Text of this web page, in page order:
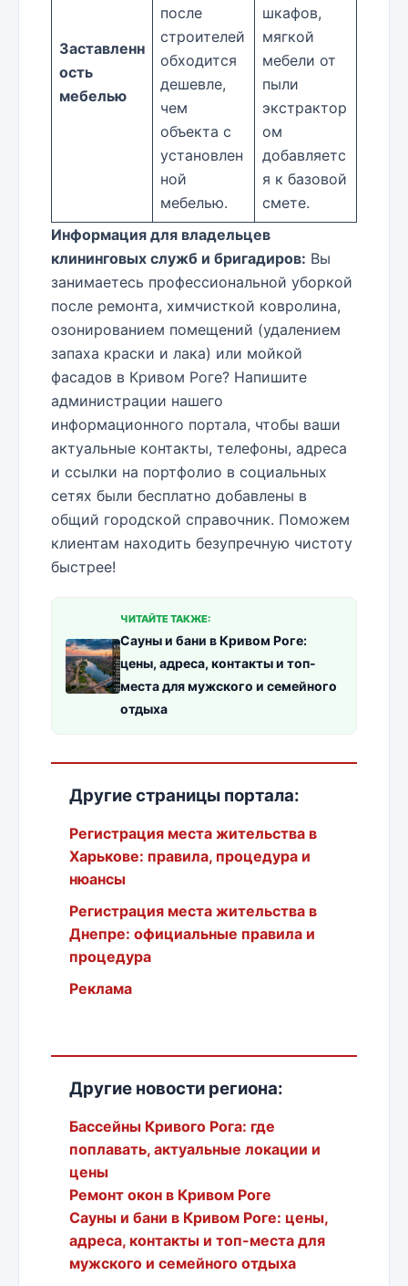
Заставленн
ость
мебелью
после
строителей
обходится
дешевле,
чем
объекта с
установлен
ной
мебелью.
шкафов,
мягкой
мебели от
пыли
экстрактор
ом
добавляетс
я к базовой
смете.
Информация для владельцев
клининговых служб и бригадиров: Вы
занимаетесь профессиональной уборкой
после ремонта, химчисткой ковролина,
озонированием помещений (удалением
запаха краски и лака) или мойкой
фасадов в Кривом Роге? Напишите
администрации нашего
информационного портала, чтобы ваши
актуальные контакты, телефоны, адреса
и ссылки на портфолио в социальных
сетях были бесплатно добавлены в
общий городской справочник. Поможем
клиентам находить безупречную чистоту
быстрее!
ЧИТАЙТЕ ТАКЖЕ:
Сауны и бани в Кривом Роге:
цены, адреса, контакты и топ-
места для мужского и семейного
отдыха
Другие страницы портала:
Регистрация места жительства в
Харькове: правила, процедура и
нюансы
Регистрация места жительства в
Днепре: официальные правила и
процедура
Реклама
Другие новости региона:
Бассейны Кривого Рога: где
поплавать, актуальные локации и
цены
Ремонт окон в Кривом Роге
Сауны и бани в Кривом Роге: цены,
адреса, контакты и топ-места для
мужского и семейного отдыха